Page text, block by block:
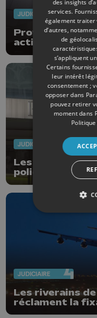
JUDICIAIRE
Province de
actions contre
de la Justice
JUDICIAIRE
Les juges de
police de Liège
protestations
JUDICIAIRE
Les riverains
réclament la
indemnisation
des insights
services.
également traiter
d’autres,
de
s’appliquent
Certains
leur intérêt
consentement ;
opposer dans
pouvez retirer
moment dans